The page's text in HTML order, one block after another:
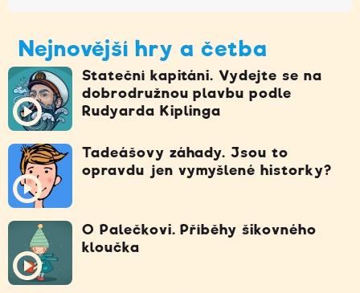
Nejnovější hry a četba
Stateční kapitáni. Vydejte se na
dobrodružnou plavbu podle
Rudyarda Kiplinga
Tadeášovy záhady. Jsou to
opravdu jen vymyšlené historky?
O Palečkovi. Příběhy šikovného
kloučka